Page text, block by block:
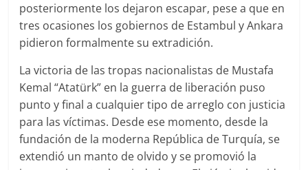
posteriormente los dejaron escapar, pese a que en
tres ocasiones los gobiernos de Estambul y Ankara
pidieron formalmente su extradición.
La victoria de las tropas nacionalistas de Mustafa
Kemal “Atatürk” en la guerra de liberación puso
punto y final a cualquier tipo de arreglo con justicia
para las víctimas. Desde ese momento, desde la
fundación de la moderna República de Turquía, se
extendió un manto de olvido y se promovió la